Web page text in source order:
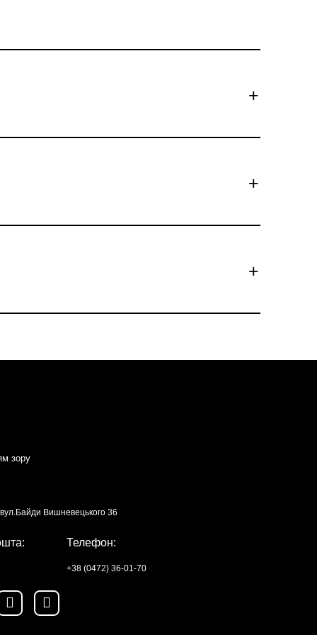
зору
Вишневецького 36
Телефон:
+38 (0472) 36-01-70